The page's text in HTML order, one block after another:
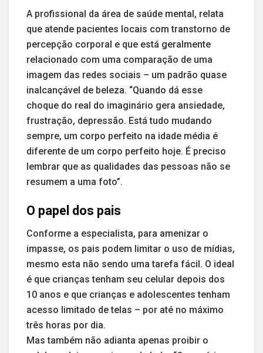
A profissional da área de saúde mental, relata
que atende pacientes locais com transtorno de
percepção corporal e que está geralmente
relacionado com uma comparação de uma
imagem das redes sociais – um padrão quase
inalcançável de beleza. “Quando dá esse
choque do real do imaginário gera ansiedade,
frustração, depressão. Está tudo mudando
sempre, um corpo perfeito na idade média é
diferente de um corpo perfeito hoje. É preciso
lembrar que as qualidades das pessoas não se
resumem a uma foto”.
O papel dos pais
Conforme a especialista, para amenizar o
impasse, os pais podem limitar o uso de mídias,
mesmo esta não sendo uma tarefa fácil. O ideal
é que crianças tenham seu celular depois dos
10 anos e que crianças e adolescentes tenham
acesso limitado de telas – por até no máximo
três horas por dia.
Mas também não adianta apenas proibir o